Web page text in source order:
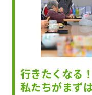
行きたくなる
私たちがまず